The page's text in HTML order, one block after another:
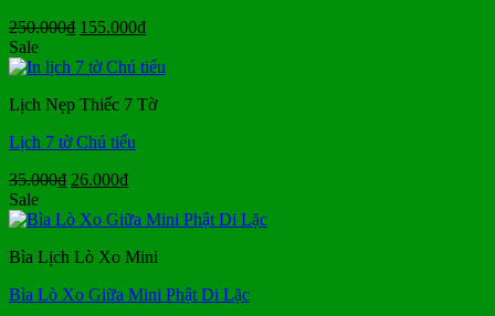
250.000₫ Giá
là:
155.000₫Giá
tại
155.000₫.
Sale
Lịch Nẹp Thiếc 7 Tờ
Lịch 7 tờ Chú tiểu
35.000₫ Giá
là:
26.000₫Giá
tại
26.000₫.
Sale
Bìa Lịch Lò Xo Mini
Bìa Lò Xo Giữa Mini Phật Di Lặc